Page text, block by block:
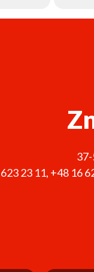
23 11, +48 16